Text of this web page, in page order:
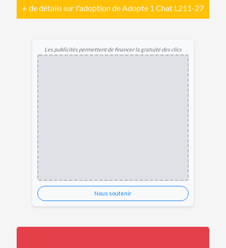
+ de détails sur l'adoption de Adopte 1 Chat L211-27
Les publicités permettent de financer la gratuité des clics
Nous soutenir